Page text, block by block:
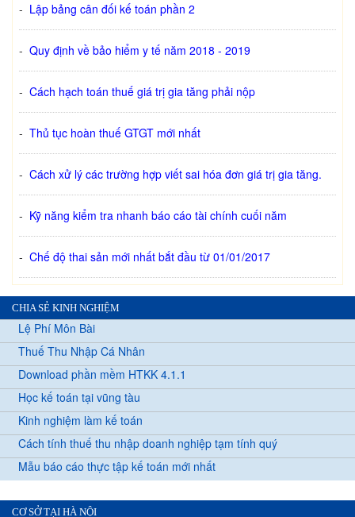
- Lập bảng cân đối kế toán phần 2
- Quy định về bảo hiểm y tế năm 2018 - 2019
- Cách hạch toán thuế giá trị gia tăng phải nộp
- Thủ tục hoàn thuế GTGT mới nhất
- Cách xử lý các trường hợp viết sai hóa đơn giá trị gia tăng.
- Kỹ năng kiểm tra nhanh báo cáo tài chính cuối năm
- Chế độ thai sản mới nhất bắt đầu từ 01/01/2017
CHIA SẺ KINH NGHIỆM
Lệ Phí Môn Bài
Thuế Thu Nhập Cá Nhân
Download phần mềm HTKK 4.1.1
Học kế toán tại vũng tàu
Kinh nghiệm làm kế toán
Cách tính thuế thu nhập doanh nghiệp tạm tính quý
Mẫu báo cáo thực tập kế toán mới nhất
CƠ SỞ TẠI HÀ NỘI